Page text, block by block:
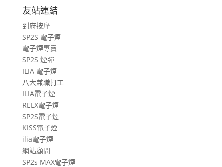
旅
遊
文
章
友站連結
到府按摩
SP2S 電子煙
電子煙專賣
SP2S 煙彈
ILIA 電子煙
八大兼職打工
ILIA電子煙
RELX電子煙
SP2S電子煙
KISS電子煙
ilia電子煙
網站顧問
SP2s MAX電子煙